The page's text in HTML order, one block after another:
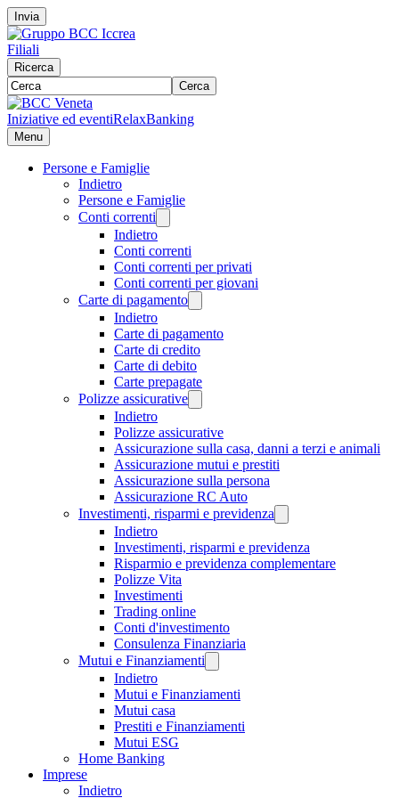
Invia
Filiali
Ricerca
Cerca
Iniziative ed eventiRelaxBanking
Menu
Persone e Famiglie
Indietro
Persone e Famiglie
Conti correnti
Indietro
Conti correnti
Conti correnti per privati
Conti correnti per giovani
Carte di pagamento
Indietro
Carte di pagamento
Carte di credito
Carte di debito
Carte prepagate
Polizze assicurative
Indietro
Polizze assicurative
Assicurazione sulla casa, danni a terzi e animali
Assicurazione mutui e prestiti
Assicurazione sulla persona
Assicurazione RC Auto
Investimenti, risparmi e previdenza
Indietro
Investimenti, risparmi e previdenza
Risparmio e previdenza complementare
Polizze Vita
Investimenti
Trading online
Conti d'investimento
Consulenza Finanziaria
Mutui e Finanziamenti
Indietro
Mutui e Finanziamenti
Mutui casa
Prestiti e Finanziamenti
Mutui ESG
Home Banking
Imprese
Indietro